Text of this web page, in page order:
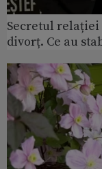
Secretul relației
divorț. Ce au